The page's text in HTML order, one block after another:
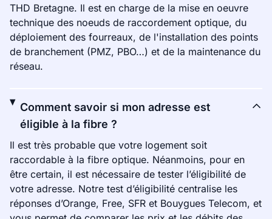
THD Bretagne. Il est en charge de la mise en oeuvre
technique des noeuds de raccordement optique, du
déploiement des fourreaux, de l'installation des points
de branchement (PMZ, PBO…) et de la maintenance du
réseau.
Comment savoir si mon adresse est
éligible à la fibre ?
Il est très probable que votre logement soit
raccordable à la fibre optique. Néanmoins, pour en
être certain, il est nécessaire de tester l’éligibilité de
votre adresse. Notre test d’éligibilité centralise les
réponses d’Orange, Free, SFR et Bouygues Telecom, et